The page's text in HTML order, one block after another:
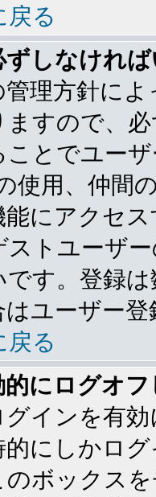
戻る
ずしなけれ
管理方針に
ますので、
ことでユー
の使用、仲
能にアクセ
ストユーザ
です。登録
はユーザー
戻る
的にログオ
グインを有
的にしかロ
のボックス